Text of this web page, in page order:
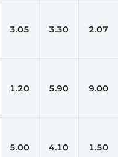
3.05 3.30 2.07
1.20 5.90 9.00
5.00 4.10 1.50